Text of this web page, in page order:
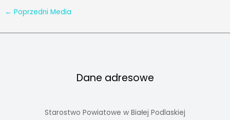
← Poprzedni Media
Dane adresowe
Starostwo Powiatowe w Białej Podlaskiej